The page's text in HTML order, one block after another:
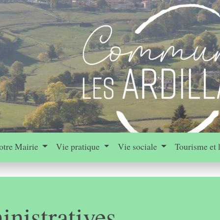
Mairie Vie pratique Vie sociale Tourisme et